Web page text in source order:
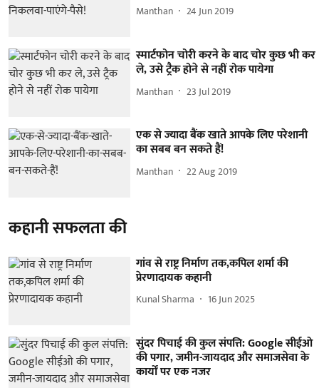
Manthan 24 Jun 2019
स्मार्टफोन चोरी करने के बाद चोर कुछ भी कर
ले, उसे ट्रैक होने से नहीं रोक पायेगा
Manthan 23 Jul 2019
एक से ज्यादा बैंक खाते आपके लिए परेशानी
का सबब बन सकते हैं!
Manthan 22 Aug 2019
कहानी सफलता की
गांव से राष्ट्र निर्माण तक,कपिल शर्मा की
प्रेरणादायक कहानी
Kunal Sharma 16 Jun 2025
सुंदर पिचाई की कुल संपत्ति: Google सीईओ
की पगार, जमीन-जायदाद और समाजसेवा के
कार्यों पर एक नजर